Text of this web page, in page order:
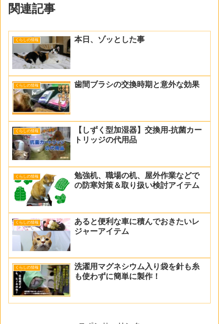
関連記事
くらしの情報 本日、ゾッとした事
くらしの情報 歯間ブラシの交換時期と意外な効果
くらしの情報
【しずく型加湿器】交換用-抗菌カー
トリッジの代用品
くらしの情報
勉強机、職場の机、屋外作業などで
の防寒対策＆取り扱い検討アイテム
くらしの情報
あると便利な車に積んでおきたいレ
ジャーアイテム
くらしの情報
洗濯用マグネシウム入り袋を針も糸
も使わずに簡単に製作！